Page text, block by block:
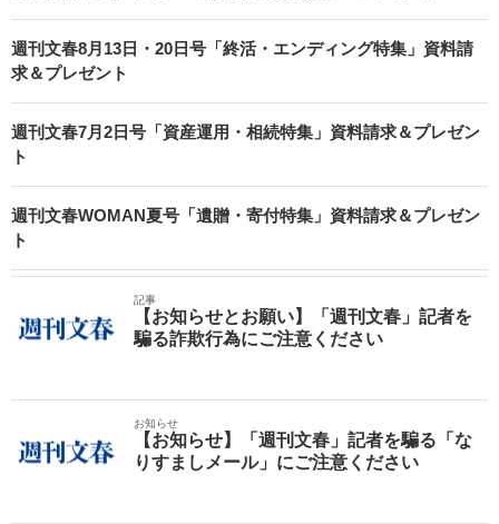
週刊文春8月13日・20日号「終活・エンディング特集」資料請
求＆プレゼント
週刊文春7月2日号「資産運用・相続特集」資料請求＆プレゼン
ト
週刊文春WOMAN夏号「遺贈・寄付特集」資料請求＆プレゼン
ト
記事
【お知らせとお願い】「週刊文春」記者を
騙る詐欺行為にご注意ください
お知らせ
【お知らせ】「週刊文春」記者を騙る「な
りすましメール」にご注意ください